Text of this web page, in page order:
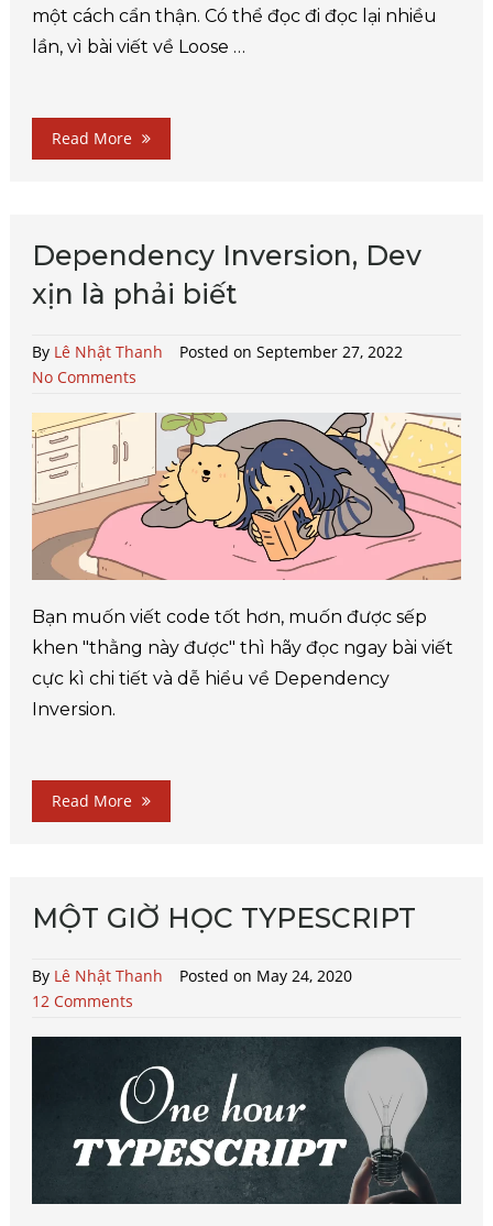
một cách cẩn thận. Có thể đọc đi đọc lại nhiều
lần, vì bài viết về Loose …
Read More
Dependency Inversion, Dev
xịn là phải biết
By Lê Nhật Thanh
Posted on September 27, 2022
No Comments
Bạn muốn viết code tốt hơn, muốn được sếp
khen "thằng này được" thì hãy đọc ngay bài viết
cực kì chi tiết và dễ hiểu về Dependency
Inversion.
Read More
MỘT GIỜ HỌC TYPESCRIPT
By Lê Nhật Thanh
Posted on May 24, 2020
12 Comments